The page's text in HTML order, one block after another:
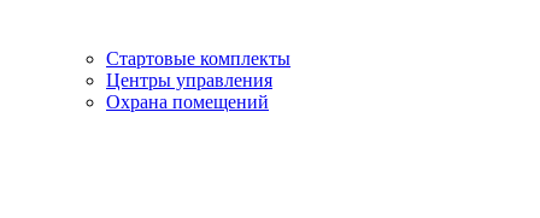
Стартовые комплекты
Центры управления
Охрана помещений